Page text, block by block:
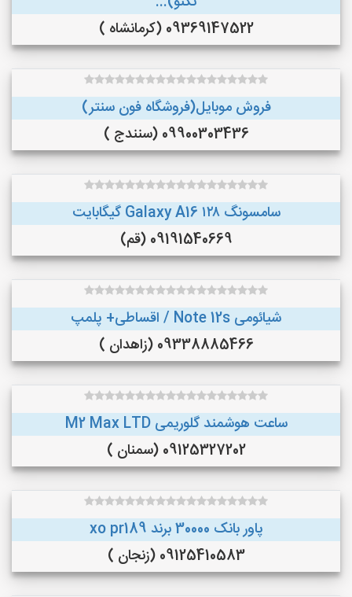
09369147522 (کرمانشاه )
فروش موبایل(فروشگاه فون سنتر)
09900303436 (سنندج )
سامسونگ Galaxy A16 ۱۲۸ گیگابایت
09191540669 (قم)
شیائومی Note 12s / اقساطی+ پلمپ
09338885466 (زاهدان )
ساعت هوشمند گلوریمی M2 Max LTD
09125327202 (سمنان )
پاور بانک 30000 برند xo pr189
09125410583 (زنجان )